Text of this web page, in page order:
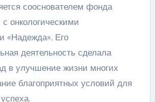
сооснователем фонда
онкологическими
«Надежда». Его
деятельность сделала
в улучшение жизни многих
благоприятных условий для